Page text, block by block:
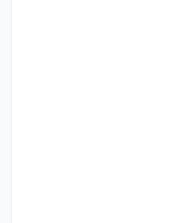
مفید آب را نیز حذف
همه مواد حل شده از آب
کلسیم و منیزیم را
است و آیا نیاز به